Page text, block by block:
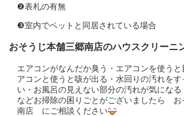
❷表札の有無
❸室内でペットと同居されている場合
おそうじ本舗三郷南店のハウスクリーニ
エアコンがなんだか臭う・エアコンを使う
アコンと使うと咳が出る・水回りの汚れをす
い・お風呂の見えない部分の汚れが気になる
などお掃除の困りごとがございましたら お
南店 にご相談ください